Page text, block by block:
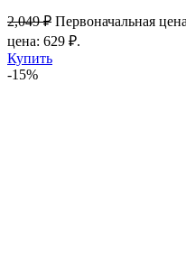
2,049₽ Первоначальная
цена: 629 ₽.
Купить
-15%